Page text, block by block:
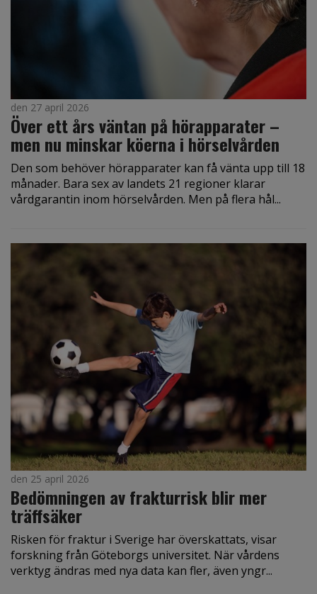
den 27 april 2026
Över ett års väntan på hörapparater –
men nu minskar köerna i hörselvården
Den som behöver hörapparater kan få vänta upp till 18
månader. Bara sex av landets 21 regioner klarar
vårdgarantin inom hörselvården. Men på flera hål...
den 25 april 2026
Bedömningen av frakturrisk blir mer
träffsäker
Risken för fraktur i Sverige har överskattats, visar
forskning från Göteborgs universitet. När vårdens
verktyg ändras med nya data kan fler, även yngr...